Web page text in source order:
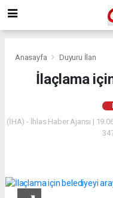
Anasayfa Duyuru İlan
İlaçlama
(İHA) - İhlas Haber Ajansı |